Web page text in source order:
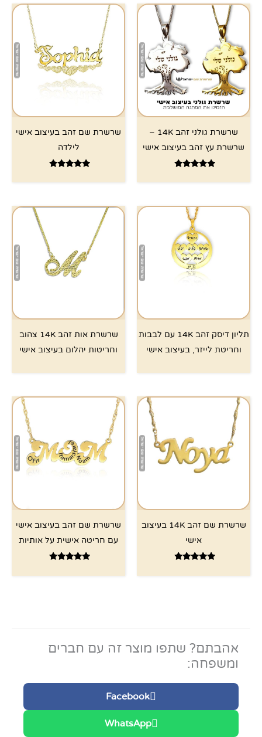
שרשרת גולני זהב 14K –
שרשרת עץ זהב בעיצוב אישי
4.89
שרשרת שם זהב בעיצוב אישי
לילדה
5.00
תליון דיסק זהב 14K עם לבבות
וחריטת לייזר, בעיצוב אישי
שרשרת אות זהב 14K צהוב
וחריטות יהלום בעיצוב אישי
שרשרת שם זהב 14K בעיצוב
אישי
4.67
שרשרת שם זהב בעיצוב אישי
עם חריטה אישית על אותיות
5.00
אהבתם? שתפו מוצר זה עם חברים
ומשפחה:
Facebook
WhatsApp